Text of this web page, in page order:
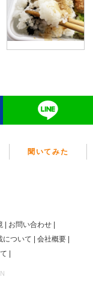
聞いてみた
お問い合わせ
について
会社概要